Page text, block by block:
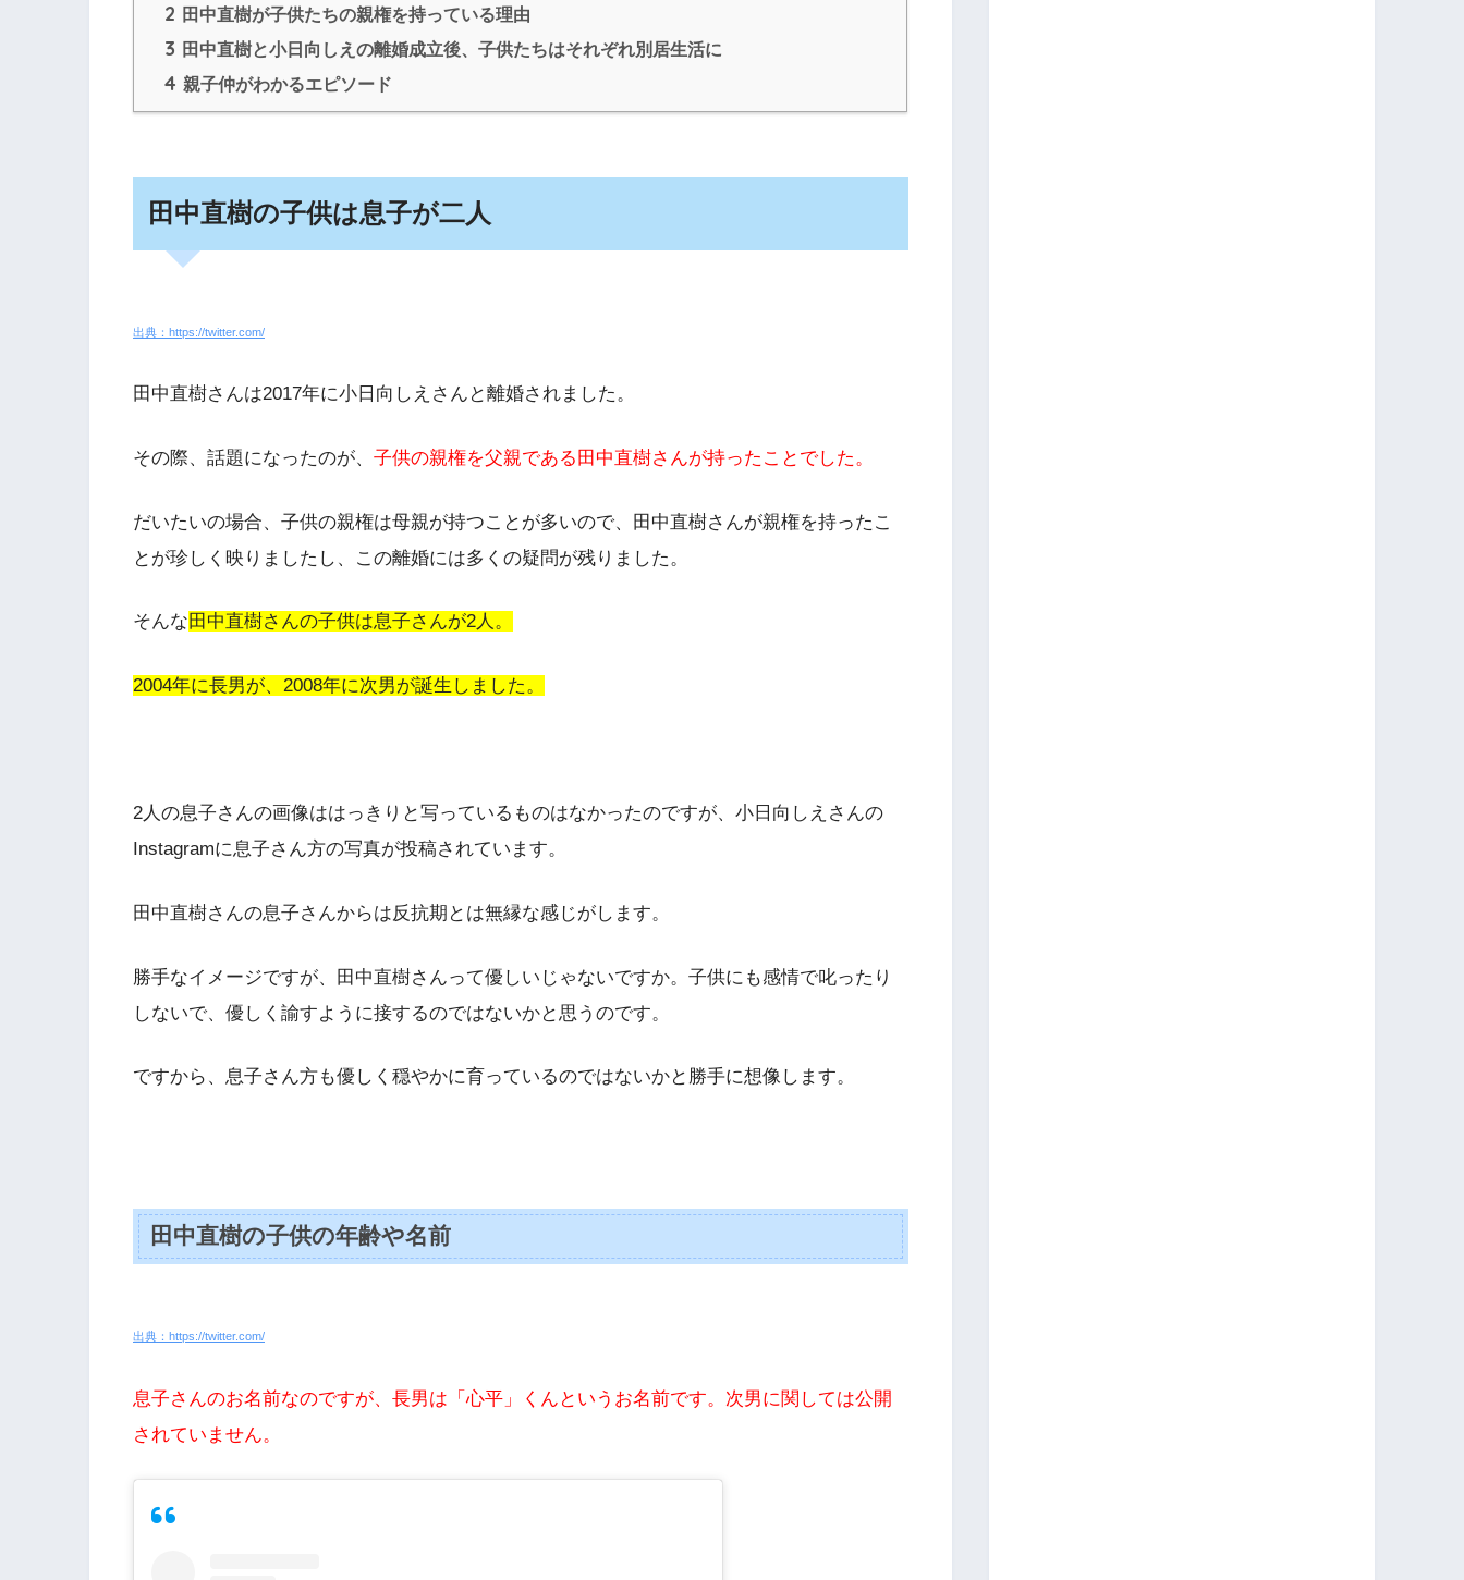
2 田中直樹が子供たちの親権を持っている理由
3 田中直樹と小日向しえの離婚成立後、子供たちはそれぞれ別居生活に
4 親子仲がわかるエピソード
田中直樹の子供は息子が二人
出典：https://twitter.com/
田中直樹さんは2017年に小日向しえさんと離婚されました。
その際、話題になったのが、 子供の親権を父親である田中直樹さんが持ったことでした。
だいたいの場合、子供の親権は母親が持つことが多いので、田中直樹さんが親権を持ったこ
とが珍しく映りましたし、この離婚には多くの疑問が残りました。
そんな田中直樹さんの子供は息子さんが2人。
2004年に長男が、2008年に次男が誕生しました。
2人の息子さんの画像ははっきりと写っているものはなかったのですが、小日向しえさんの
Instagramに息子さん方の写真が投稿されています。
田中直樹さんの息子さんからは反抗期とは無縁な感じがします。
勝手なイメージですが、田中直樹さんって優しいじゃないですか。子供にも感情で叱ったり
しないで、優しく諭すように接するのではないかと思うのです。
ですから、息子さん方も優しく穏やかに育っているのではないかと勝手に想像します。
田中直樹の子供の年齢や名前
出典：https://twitter.com/
息子さんのお名前なのですが、長男は「心平」くんというお名前です。 次男に関しては公開
されていません。